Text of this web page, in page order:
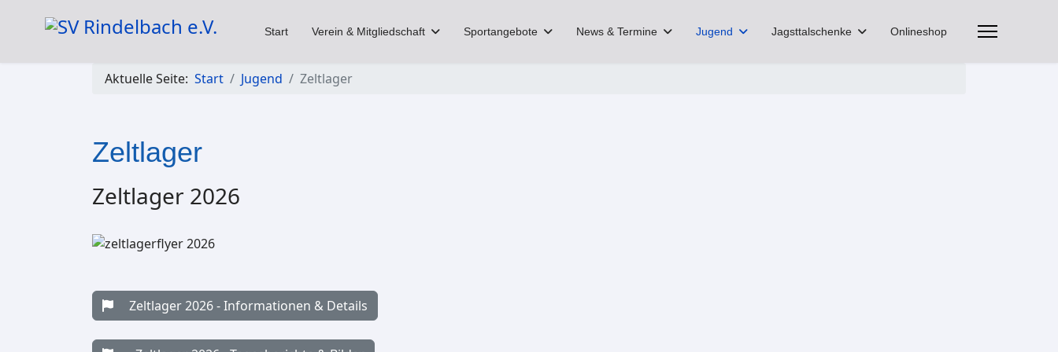
Start Verein & Mitgliedschaft Sportangebote News & Termine Jugend Jagsttalschenke Onlineshop
Aktuelle Seite: Start Jugend Zeltlager
Zeltlager
Zeltlager 2026
Zeltlager 2026 - Informationen & Details